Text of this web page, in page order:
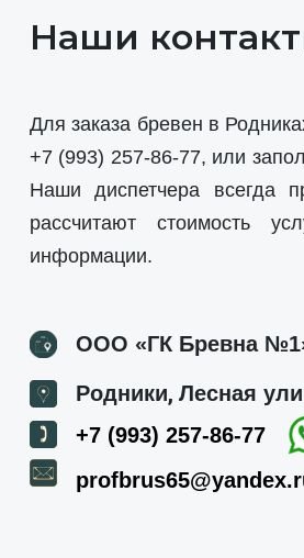
Наши
Для заказа бревен в
+7 (993) 257-86-77, или
Наши диспетчера всегда
рассчитают стоимость
информации.
ООО «ГК Бревна
Родники, Лесная
+7 (993) 257-86-77